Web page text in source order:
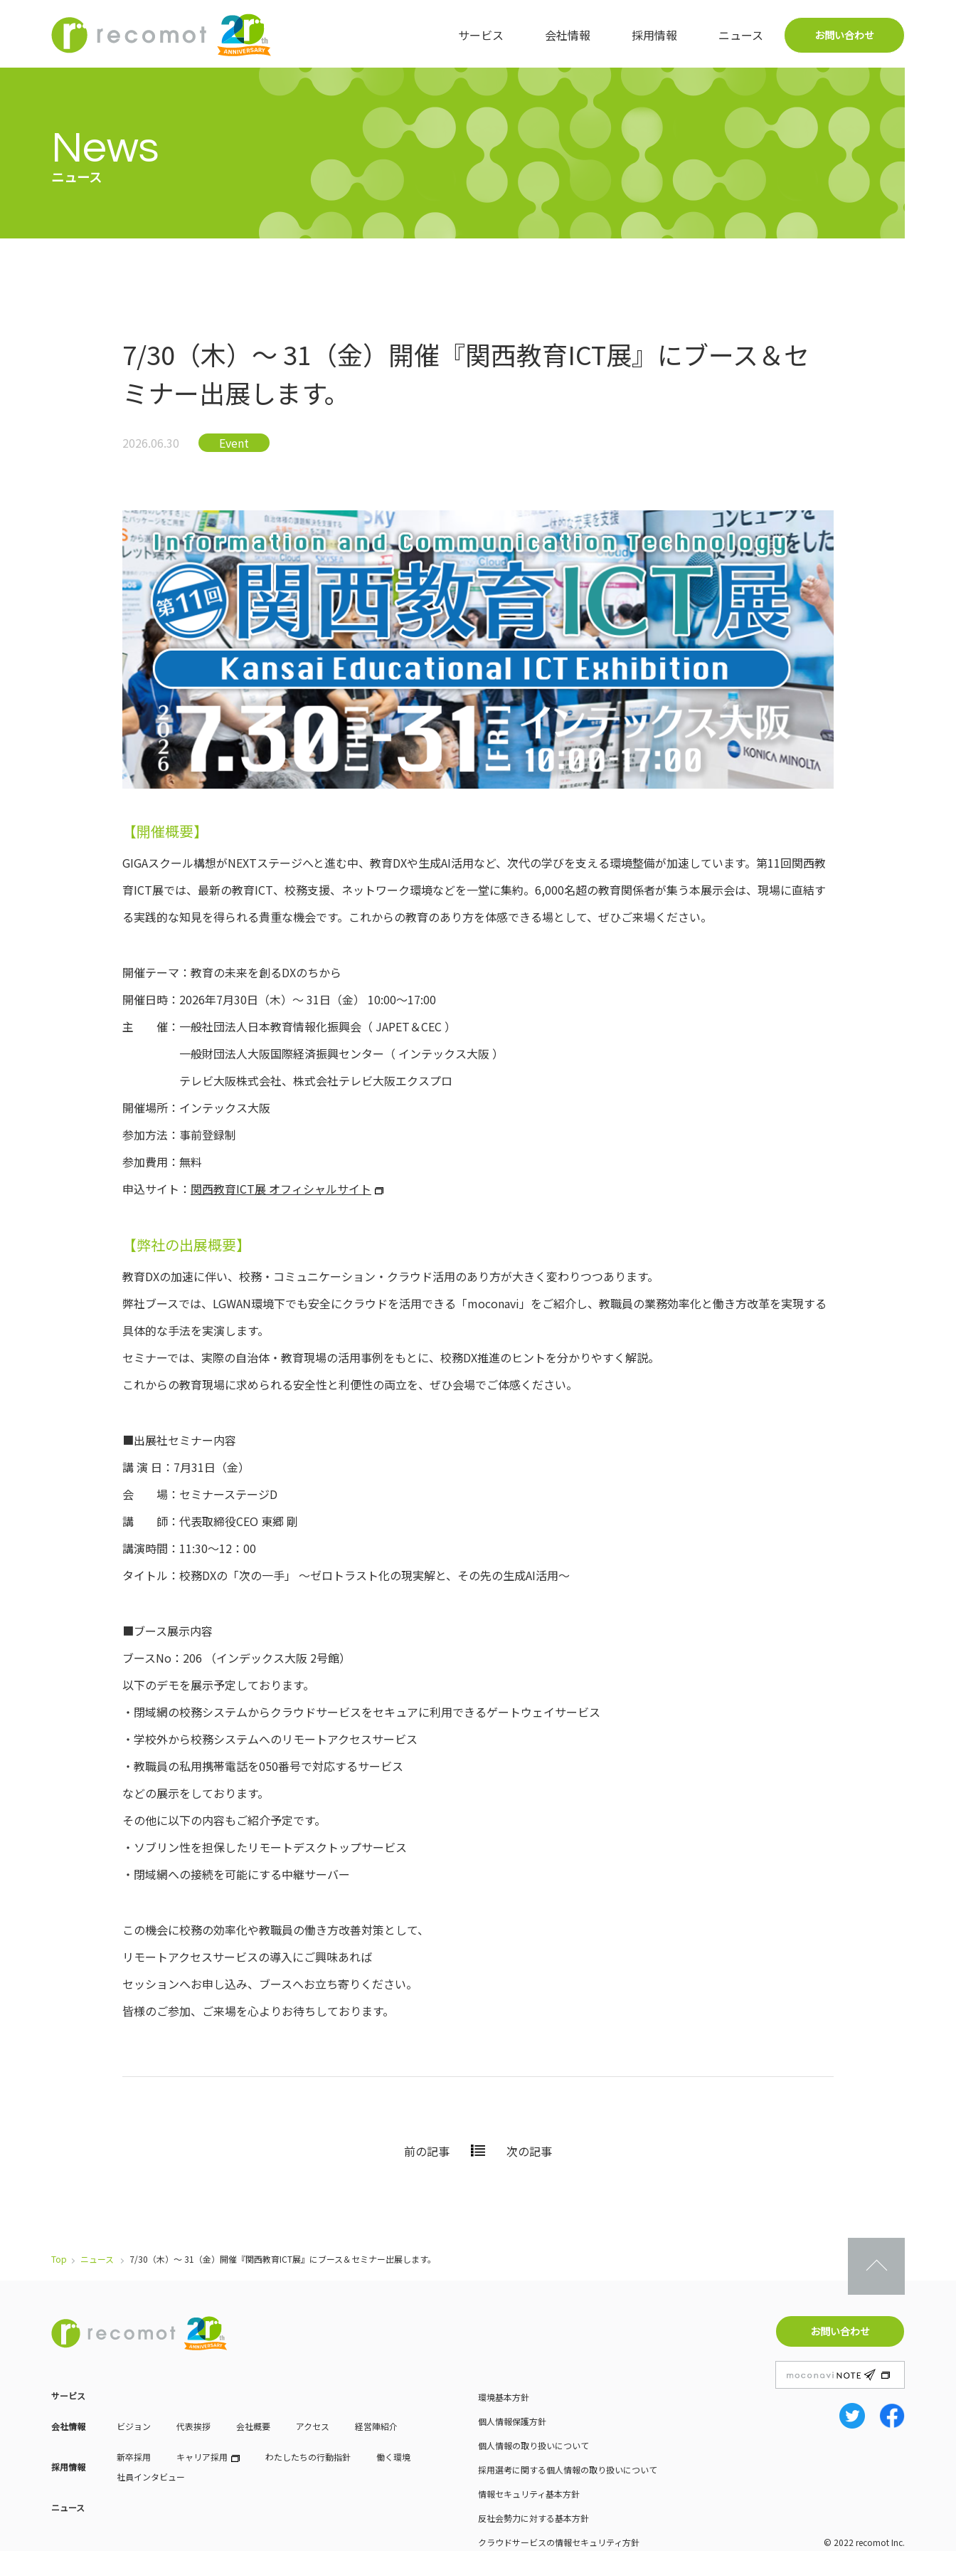
サービス 会社情報 採用情報 ニュース お問い合わせ
News
ニュース
7/30（木）～ 31（金）開催『関西教育ICT展』にブース＆セ
ミナー出展します。
2026.06.30 Event
【開催概要】
GIGAスクール構想がNEXTステージへと進む中、教育DXや生成AI活用など、次代の学びを支える環境整備が加速しています。第11回関西教
育ICT展では、最新の教育ICT、校務支援、ネットワーク環境などを一堂に集約。6,000名超の教育関係者が集う本展示会は、現場に直結す
る実践的な知見を得られる貴重な機会です。これからの教育のあり方を体感できる場として、ぜひご来場ください。
開催テーマ：教育の未来を創るDXのちから
開催日時：2026年7月30日（木）～ 31日（金） 10:00～17:00
主 催：一般社団法人日本教育情報化振興会（ JAPET＆CEC ）
一般財団法人大阪国際経済振興センター（ インテックス大阪 ）
テレビ大阪株式会社、株式会社テレビ大阪エクスプロ
開催場所：インテックス大阪
参加方法：事前登録制
参加費用：無料
申込サイト： 関西教育ICT展 オフィシャルサイト
【弊社の出展概要】
教育DXの加速に伴い、校務・コミュニケーション・クラウド活用のあり方が大きく変わりつつあります。
弊社ブースでは、LGWAN環境下でも安全にクラウドを活用できる「moconavi」をご紹介し、教職員の業務効率化と働き方改革を実現する
具体的な手法を実演します。
セミナーでは、実際の自治体・教育現場の活用事例をもとに、校務DX推進のヒントを分かりやすく解説。
これからの教育現場に求められる安全性と利便性の両立を、ぜひ会場でご体感ください。
■出展社セミナー内容
講 演 日：7月31日（金）
会 場：セミナーステージD
講 師：代表取締役CEO 東郷 剛
講演時間：11:30～12：00
タイトル：校務DXの「次の一手」 ～ゼロトラスト化の現実解と、その先の生成AI活用～
■ブース展示内容
ブースNo：206 （インデックス大阪 2号館）
以下のデモを展示予定しております。
・閉域網の校務システムからクラウドサービスをセキュアに利用できるゲートウェイサービス
・学校外から校務システムへのリモートアクセスサービス
・教職員の私用携帯電話を050番号で対応するサービス
などの展示をしております。
その他に以下の内容もご紹介予定です。
・ソブリン性を担保したリモートデスクトップサービス
・閉域網への接続を可能にする中継サーバー
この機会に校務の効率化や教職員の働き方改善対策として、
リモートアクセスサービスの導入にご興味あれば
セッションへお申し込み、ブースへお立ち寄りください。
皆様のご参加、ご来場を心よりお待ちしております。
前の記事 次の記事
Top ニュース 7/30（木）～ 31（金）開催『関西教育ICT展』にブース＆セミナー出展します。
サービス
会社情報 ビジョン 代表挨拶 会社概要 アクセス 経営陣紹介
採用情報
新卒採用 キャリア採用 わたしたちの行動指針
働く環境
社員インタビュー
ニュース
環境基本方針
個人情報保護方針
個人情報の取り扱いについて
採用選考に関する個人情報の取り扱いについて
情報セキュリティ基本方針
反社会勢力に対する基本方針
クラウドサービスの情報セキュリティ方針
お問い合わせ
© 2022 recomot Inc.